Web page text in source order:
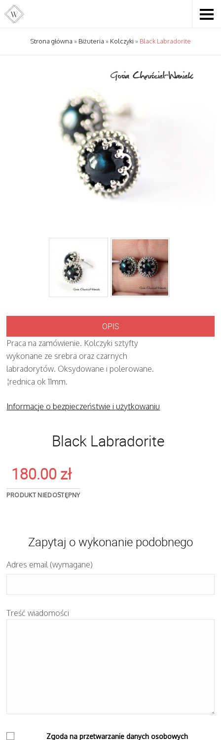
Strona główna » Biżuteria » Kolczyki » Black Labradorite
OPIS
Praca na zamówienie. Kolczyki sztyfty
wykonane ze srebra oraz czarnych
labradorytów. Oksydowane i polerowane.
¦rednica ok 11mm.
Informacje o bezpieczeństwie i użytkowaniu
Black Labradorite
180.00 zł
PRODUKT NIEDOSTĘPNY
Zapytaj o wykonanie podobnego
Adres email (wymagane)
Treść wiadomości
Zgoda na przetwarzanie danych osobowych